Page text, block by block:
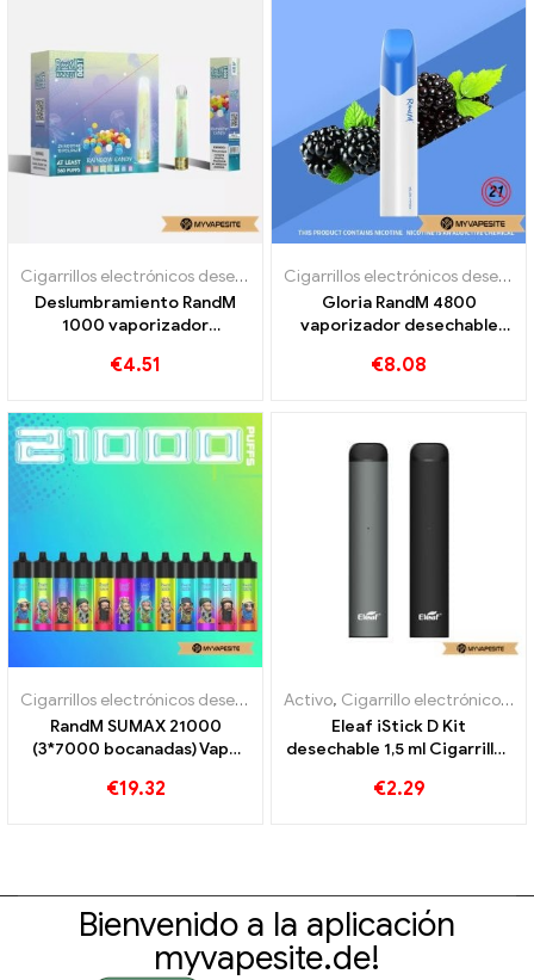
Cigarrillos electrónicos desechables
Deslumbramiento RandM
1000 vaporizador
bocanadas
€4.51
Cigarrillos electrónicos desechables
Gloria RandM 4800
vaporizador desechable
€8.08
Cigarrillos electrónicos desechables
RandM SUMAX 21000
(3*7000 bocanadas) Vape
de flujo de aire
€19.32
Activo, Cigarrillo electrónico desechable con nicotina.
Eleaf iStick D Kit
desechable 1,5 ml Cigarrillos
por mayor 丨 Personalizado
€2.29
Bienvenido a la aplicación
myvapesite.de!